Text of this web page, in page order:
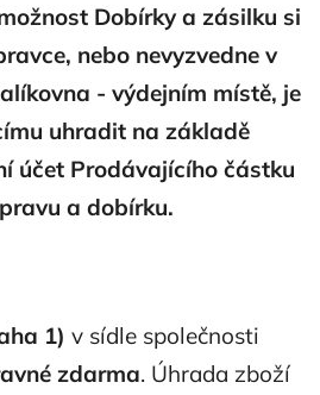
Dobírky a zásilku si
nebo nevyzvedne v
- výdejním místě, je
uhradit na základě
účet Prodávajícího částku
a dobírku.
1) v sídle společnosti
zdarma. Úhrada zboží